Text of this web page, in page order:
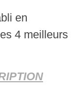
en
4 meilleurs